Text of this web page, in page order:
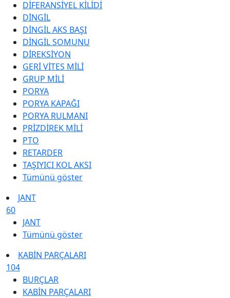
DİFERANSİYEL KİLİDİ
DİNGİL
DİNGİL AKS BAŞI
DİNGİL SOMUNU
DİREKSİYON
GERİ VİTES MİLİ
GRUP MİLİ
PORYA
PORYA KAPAĞI
PORYA RULMANI
PRİZDİREK MİLİ
PTO
RETARDER
TAŞIYICI KOL AKSI
Tümünü göster
JANT
60
JANT
Tümünü göster
KABİN PARÇALARI
104
BURÇLAR
KABİN PARÇALARI